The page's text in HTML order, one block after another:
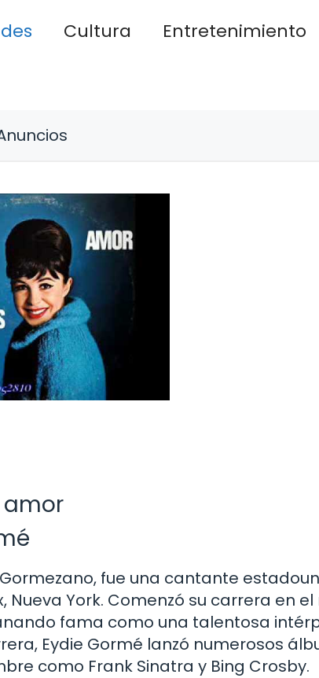
Cultura Entretenimiento
amor
fue una cantante
Nueva York. Comenzó su carrera en
fama como una talentosa
Eydie Gormé lanzó numerosos
como Frank Sinatra y Bing Crosby.